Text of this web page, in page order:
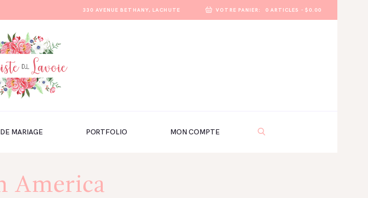
330 AVENUE BETHANY, LACHUTE VOTRE PANIER: 0 ARTICLES - $0.00
MARIAGE PORTFOLIO MON COMPTE
America